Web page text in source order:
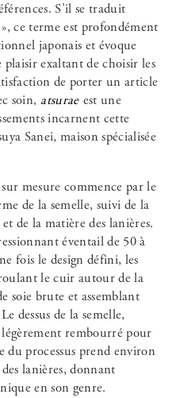
S’il se traduit
ce terme est profondément
japonais et évoque
exaltant de choisir les
de porter un article
soin, atsurae est une
incarnent cette
Sanei, maison spécialisée
mesure commence par le
de la semelle, suivi de la
de la matière des lanières.
éventail de 50 à
fois le design défini, les
le cuir autour de la
soie brute et assemblant
dessus de la semelle,
légèrement rembourré pour
du processus prend environ
lanières, donnant
en son genre.